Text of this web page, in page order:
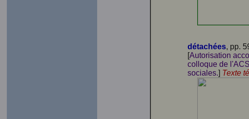
détachées, pp.
[Autorisation
colloque de
sociales.] Texte